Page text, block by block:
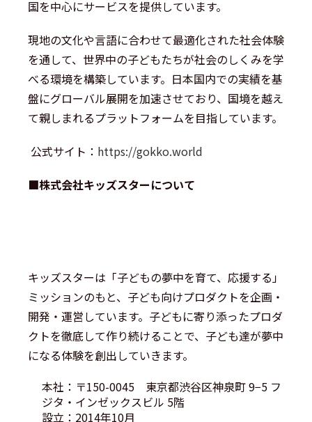
国を中心にサービスを提供しています。
現地の文化や言語に合わせて最適化された社会体験
を通して、世界中の子どもたちが社会のしくみを学
べる環境を構築しています。日本国内での実績を基
盤にグローバル展開を加速させており、国境を越え
て親しまれるプラットフォームを目指しています。
公式サイト： https://gokko.world
■株式会社キッズスターについて
キッズスターは「子どもの夢中を育て、応援する」
ミッションのもと、子ども向けプロダクトを企画・
開発・運営しています。子どもに寄り添ったプロダ
クトを徹底して作り続けることで、子ども達が夢中
になる体験を創出していきます。
本社：〒150-0045 東京都渋谷区神泉町 9−5 フ
ジタ・インゼックスビル 5階
設立：2014年10月